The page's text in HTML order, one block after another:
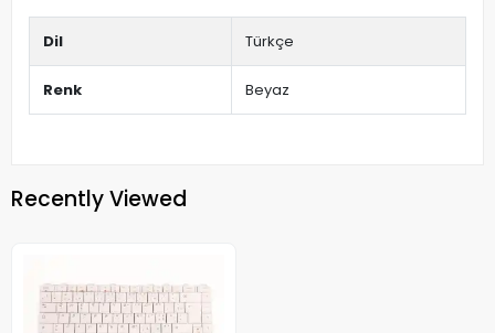
Dil Türkçe
Renk Beyaz
Recently Viewed